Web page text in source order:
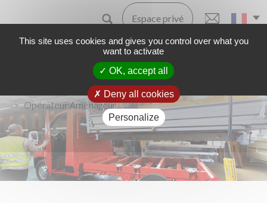
Espace privé
Expertises
Logistique automobile
Opérateur Aménageur
This site uses cookies and gives you control over what you
want to activate
OK, accept all
Deny all cookies
Personalize